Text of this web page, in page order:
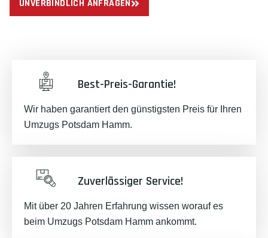
UNVERBINDLICH ANFRAGEN
Best-Preis-Garantie!
Wir haben garantiert den günstigsten Preis für Ihren
Umzugs Potsdam Hamm.
Zuverlässiger Service!
Mit über 20 Jahren Erfahrung wissen worauf es
beim Umzugs Potsdam Hamm ankommt.